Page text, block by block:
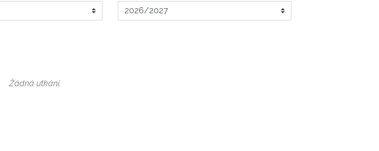
Žádná utkání.